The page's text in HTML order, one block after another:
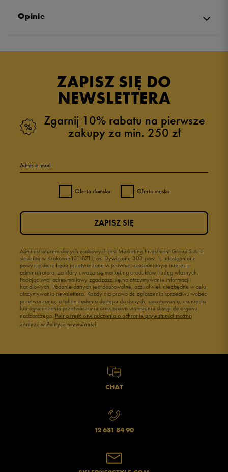
Opinie
5.0
zebranych i zweryfikowanych przez
4 0%
1 0%
Jak zbieramy opinie?
ZAPISZ SIĘ DO
NEWSLETTERA
Zgarnij 10% rabatu na pierwsze
zakupy za min. 250 zł
Adres e-mail
Oferta damska Oferta męska
Administratorem danych osobowych jest Marketing Investment Group S.A. z
siedzibą w Krakowie (31-871), os. Dywizjonu 303 paw. 1, udostępnione
powyżej dane będą przetwarzane w prawnie uzasadnionym interesie
administratora, za który uważa się marketing produktów i usług własnych.
Podając swój adres mailowy zgadzasz się na otrzymywanie informacji
handlowych. Podanie danych jest dobrowolne, aczkolwiek niezbędne w celu
otrzymywania newslettera. Każdy ma prawo do zgłoszenia sprzeciwu wobec
przetwarzania, a także żądania dostępu do danych, sprostowania, usunięcia
lub ograniczenia przetwarzania oraz prawo wniesienia skargi do organu
nadzorczego. Pełną treść oświadczenia o ochronie prywatności można
znaleźć w Polityce prywatności.
ZAPISZ SIĘ
CHAT
12 681 84 90